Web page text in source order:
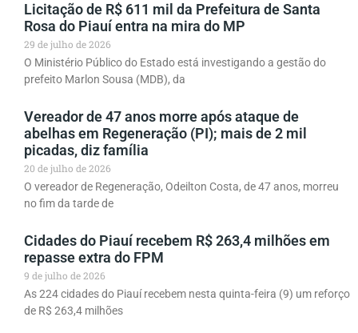
Licitação de R$ 611 mil da Prefeitura de Santa
Rosa do Piauí entra na mira do MP
29 de julho de 2026
O Ministério Público do Estado está investigando a gestão do
prefeito Marlon Sousa (MDB), da
Vereador de 47 anos morre após ataque de
abelhas em Regeneração (PI); mais de 2 mil
picadas, diz família
20 de julho de 2026
O vereador de Regeneração, Odeilton Costa, de 47 anos, morreu
no fim da tarde de
Cidades do Piauí recebem R$ 263,4 milhões em
repasse extra do FPM
9 de julho de 2026
As 224 cidades do Piauí recebem nesta quinta-feira (9) um reforço
de R$ 263,4 milhões